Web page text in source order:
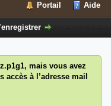
Portail Aide
mais vous avez
accès à l’adresse mail